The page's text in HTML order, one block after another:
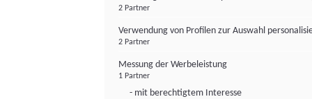
2 Partner
Verwendung von Profilen zur Auswahl
2 Partner
Messung der Werbeleistung
1 Partner
- mit berechtigtem Interesse